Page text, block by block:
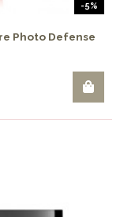
-5%
Photo Defense